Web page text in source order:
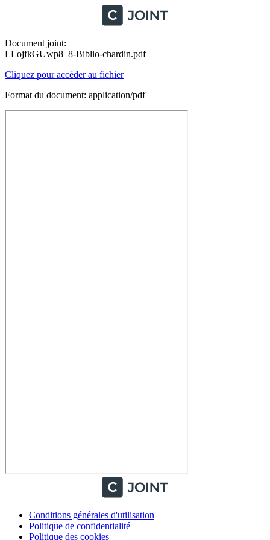
Document joint:
LLojfkGUwp8_8-Biblio-chardin.pdf
Cliquez pour accéder au fichier
Format du document: application/pdf
Conditions générales d'utilisation
Politique de confidentialité
Politique des cookies